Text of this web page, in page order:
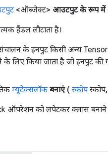
<ऑब्जेक्ट> आउटपुट के रूप में
हैंडल लौटाता है।
के इनपुट किसी अन्य
के लिए किया जाता है जो इनपुट की
म्यूटेक्सलॉक बनाएं ( स्कोप स्कोप,
ऑपरेशन को लपेटकर क्लास बनाने